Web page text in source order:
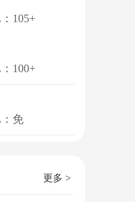
105+
100+
免
更多 >